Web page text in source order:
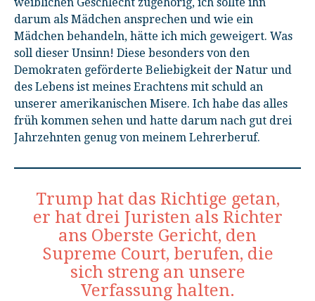
darum als Mädchen ansprechen und wie ein
Mädchen behandeln, hätte ich mich geweigert. Was
soll dieser Unsinn! Diese besonders von den
Demokraten geförderte Beliebigkeit der Natur und
des Lebens ist meines Erachtens mit schuld an
unserer amerikanischen Misere. Ich habe das alles
früh kommen sehen und hatte darum nach gut drei
Jahrzehnten genug von meinem Lehrerberuf.
Trump hat das Richtige getan,
er hat drei Juristen als Richter
ans Oberste Gericht, den
Supreme Court, berufen, die
sich streng an unsere
Verfassung halten.